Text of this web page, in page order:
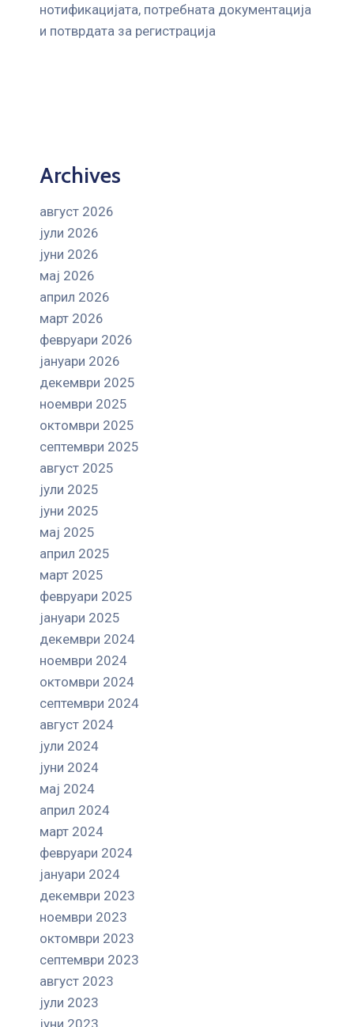
нотификацијата, потребната документација
и потврдата за регистрација
Archives
август 2026
јули 2026
јуни 2026
мај 2026
април 2026
март 2026
февруари 2026
јануари 2026
декември 2025
ноември 2025
октомври 2025
септември 2025
август 2025
јули 2025
јуни 2025
мај 2025
април 2025
март 2025
февруари 2025
јануари 2025
декември 2024
ноември 2024
октомври 2024
септември 2024
август 2024
јули 2024
јуни 2024
мај 2024
април 2024
март 2024
февруари 2024
јануари 2024
декември 2023
ноември 2023
октомври 2023
септември 2023
август 2023
јули 2023
јуни 2023